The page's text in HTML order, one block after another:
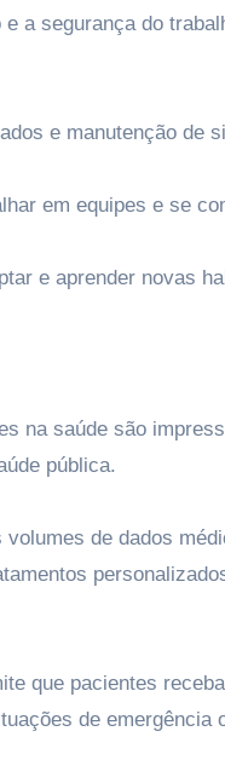
a segurança do
e manutenção de
em equipes e se
e aprender novas
na saúde são
pública.
de dados
que pacientes
de emergência